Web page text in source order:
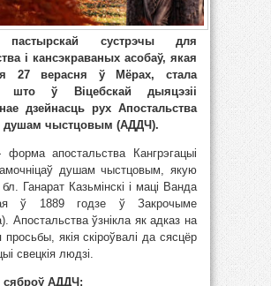
пастырскай сустрэчы для
і кансэкраваных асобаў, якая
27 верасня ў Мёрах, стала
што ў Віцебскай дыяцэзіі
дзейнасць рух Апостальства
душам чыстцовым (АДДЧ).
апостальства Кангрэгацыі
душам чыстцовым, якую
Ганарат Казьмінскі і маці Ванда
ў 1889 годзе ў Закрочыме
Апостальства ўзнікла як адказ на
просьбы, якія скіроўвалі да сясцёр
свецкія людзі.
сяброў АДДЧ: